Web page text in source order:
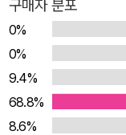
사태가 일어나고 있
적으로 바라보지 못
역사, 지리, 문화, 환
기를 어린이의 눈높
깊이 들여다본다면
구매자 분포
0%
0%
9.4%
68.8%
8.6%